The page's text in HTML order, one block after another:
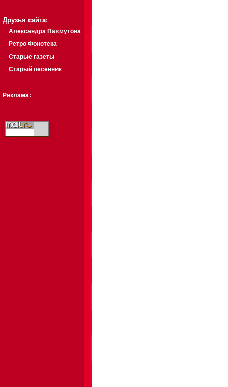
Друзья сайта:
Александра Пахмутова
Ретро Фонотека
Старые газеты
Старый песенник
Реклама: